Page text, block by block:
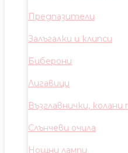
Предпазители
Залъгалки и клипси
Биберони
Лигавици
Възглавнички,
Слънчеви очила
Нощни лампи